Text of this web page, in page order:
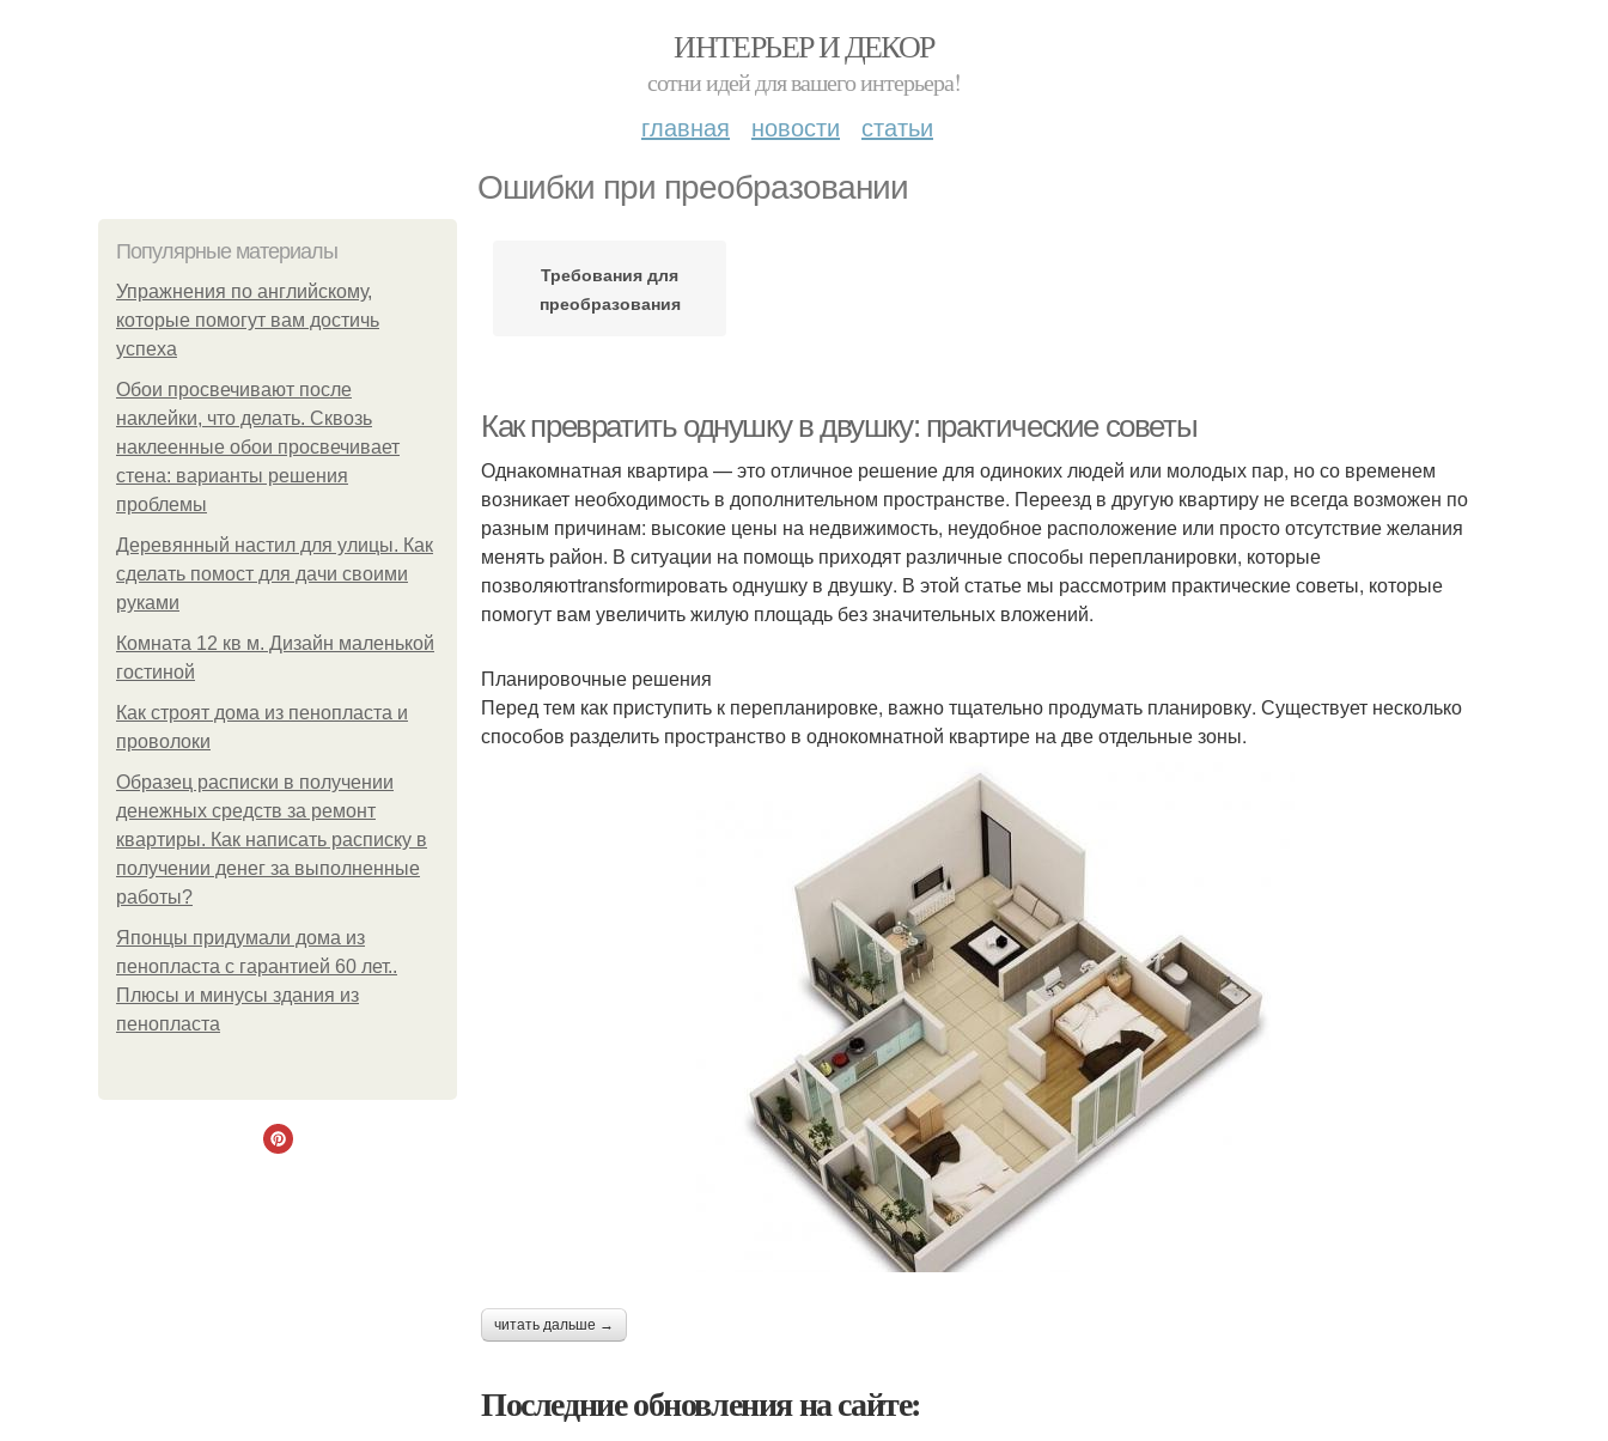
ИНТЕРЬЕР И ДЕКОР
сотни идей для вашего интерьера!
главная новости статьи
Ошибки при преобразовании
Популярные материалы
Упражнения по английскому,
которые помогут вам достичь
успеха
Обои просвечивают после
наклейки, что делать. Сквозь
наклеенные обои просвечивает
стена: варианты решения
проблемы
Деревянный настил для улицы. Как
сделать помост для дачи своими
руками
Комната 12 кв м. Дизайн маленькой
гостиной
Как строят дома из пенопласта и
проволоки
Образец расписки в получении
денежных средств за ремонт
квартиры. Как написать расписку в
получении денег за выполненные
работы?
Японцы придумали дома из
пенопласта с гарантией 60 лет..
Плюсы и минусы здания из
пенопласта
Требования для
преобразования
Как превратить однушку в двушку: практические советы
Однакомнатная квартира — это отличное решение для одиноких людей или молодых пар, но со временем
возникает необходимость в дополнительном пространстве. Переезд в другую квартиру не всегда возможен по
разным причинам: высокие цены на недвижимость, неудобное расположение или просто отсутствие желания
менять район. В ситуации на помощь приходят различные способы перепланировки, которые
позволяютtransformировать однушку в двушку. В этой статье мы рассмотрим практические советы, которые
помогут вам увеличить жилую площадь без значительных вложений.
Планировочные решения
Перед тем как приступить к перепланировке, важно тщательно продумать планировку. Существует несколько
способов разделить пространство в однокомнатной квартире на две отдельные зоны.
читать дальше →
Последние обновления на сайте: